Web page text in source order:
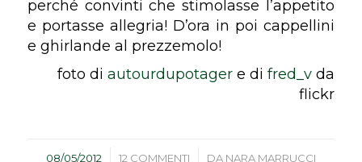
perché convinti che stimolasse l’appetito
e portasse allegria! D’ora in poi cappellini
e ghirlande al prezzemolo!
foto diautourdupotager e difred_v da
flickr
08/05/2012
/ 12 COMMENTI
/ DA NARA MARRUCCI